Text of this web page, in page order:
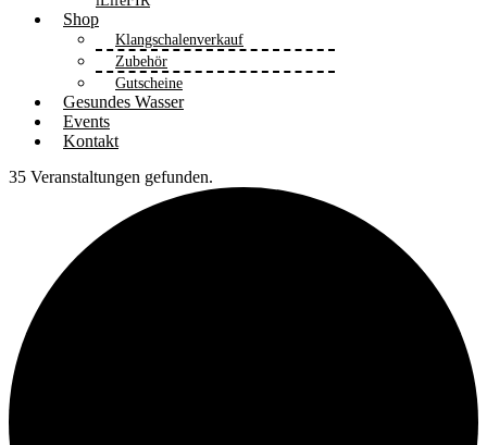
Shop
Klangschalenverkauf
Zubehör
Gutscheine
Gesundes Wasser
Events
Kontakt
35 Veranstaltungen gefunden.